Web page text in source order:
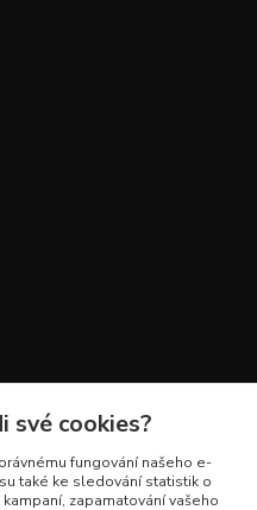
své cookies?
fungování našeho e-
také ke sledování statistik o
zapamatování vašeho